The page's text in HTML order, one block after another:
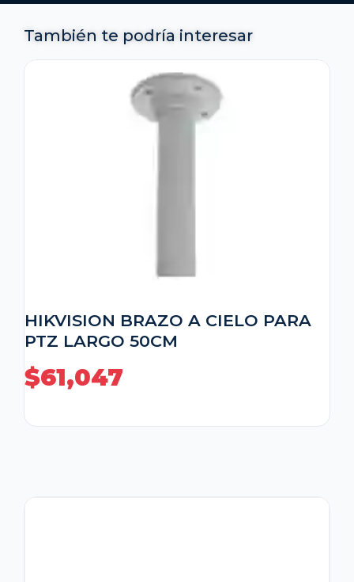
También te podría interesar
HIKVISION BRAZO A CIELO PARA
PTZ LARGO 50CM
$61,047